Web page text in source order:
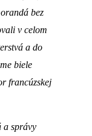
bez
v celom
a do
biele
francúzskej
a správy